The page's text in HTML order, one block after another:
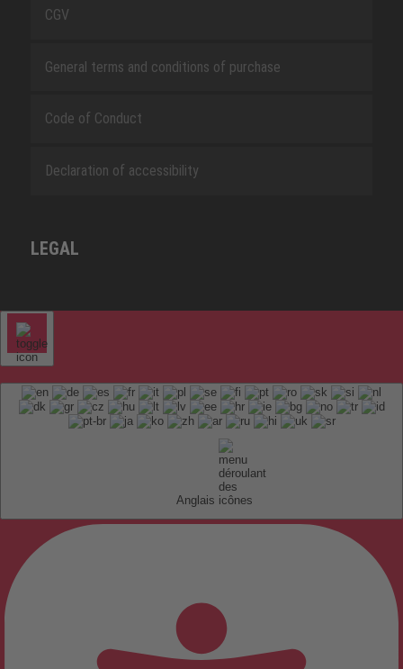
CGV
General terms and conditions of purchase
Code of Conduct
Declaration of accessibility
LEGAL
Anglais